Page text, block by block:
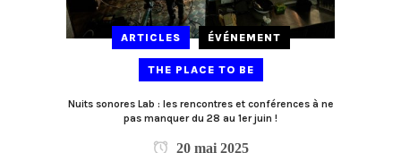
ARTICLES ÉVÉNEMENT
THE PLACE TO BE
Nuits sonores Lab : les rencontres et conférences à ne
pas manquer du 28 au 1er juin !
20 mai 2025